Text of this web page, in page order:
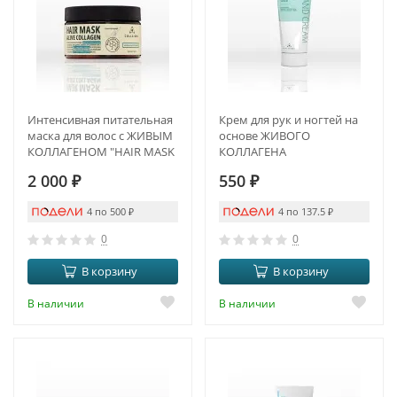
Интенсивная питательная
маска для волос с ЖИВЫМ
КОЛЛАГЕНОМ "HAIR MASK
2 000 ₽
4 по 500 ₽
0
В корзину
В наличии
Крем для рук и ногтей на
основе ЖИВОГО
КОЛЛАГЕНА
550 ₽
4 по 137.5 ₽
0
В корзину
В наличии